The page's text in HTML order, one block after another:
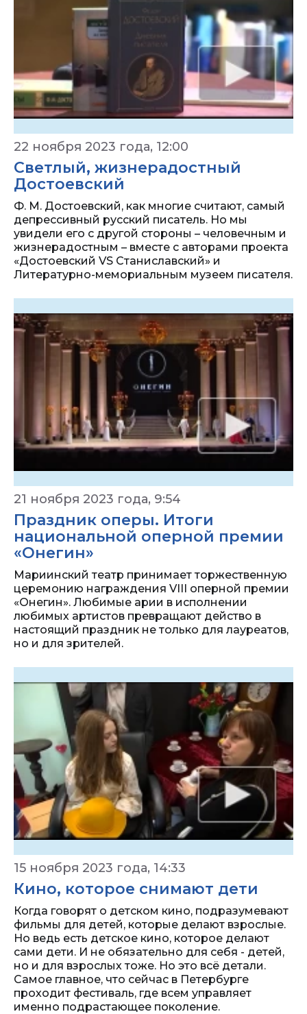
22 ноября 2023 года, 12:00
Светлый, жизнерадостный
Достоевский
Ф. М. Достоевский, как многие считают, самый
депрессивный русский писатель. Но мы
увидели его с другой стороны – человечным и
жизнерадостным – вместе с авторами проекта
«Достоевский VS Станиславский» и
Литературно-мемориальным музеем писателя.
21 ноября 2023 года, 9:54
Праздник оперы. Итоги
национальной оперной премии
«Онегин»
Мариинский театр принимает торжественную
церемонию награждения VIII оперной премии
«Онегин». Любимые арии в исполнении
любимых артистов превращают действо в
настоящий праздник не только для лауреатов,
но и для зрителей.
15 ноября 2023 года, 14:33
Кино, которое снимают дети
Когда говорят о детском кино, подразумевают
фильмы для детей, которые делают взрослые.
Но ведь есть детское кино, которое делают
сами дети. И не обязательно для себя - детей,
но и для взрослых тоже. Но это всё детали.
Самое главное, что сейчас в Петербурге
проходит фестиваль, где всем управляет
именно подрастающее поколение.